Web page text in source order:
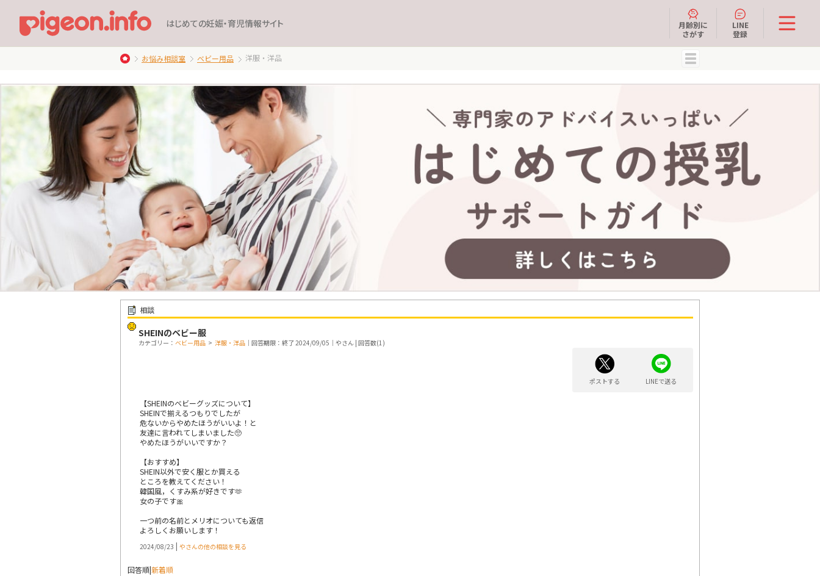
はじめての妊娠・育児情報サイト
月齢別に
さがす
LINE
登録
お悩み相談室 ベビー用品 洋服・洋品
相談
SHEINのベビー服
カテゴリー： ベビー用品 > 洋服・洋品 ｜回答期限：終了 2024/09/05｜やさん | 回答数(1)
ポストする LINEで送る
【SHEINのベビーグッズについて】
SHEINで揃えるつもりでしたが
危ないからやめたほうがいいよ！と
友達に言われてしまいました🥺
やめたほうがいいですか？
【おすすめ】
SHEIN以外で安く服とか買える
ところを教えてください！
韓国風，くすみ系が好きです🫶
女の子です🎀
一つ前の名前とメリオについても返信
よろしくお願いします！
2024/08/23 やさんの他の相談を見る
回答順新着順